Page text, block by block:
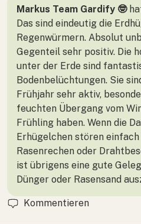
Markus Team Gardify 🤓
Das sind eindeutig die
Regenwürmern. Absolut
Gegenteil sehr positiv. Die
unter der Erde sind
Bodenbelüchtungen. Sie
Frühjahr sehr aktiv,
feuchten Übergang vom
Frühling haben. Wenn die
Erhügelchen stören
Rasenrechen oder
ist übrigens eine gute
Dünger oder Rasensand
Kommentieren